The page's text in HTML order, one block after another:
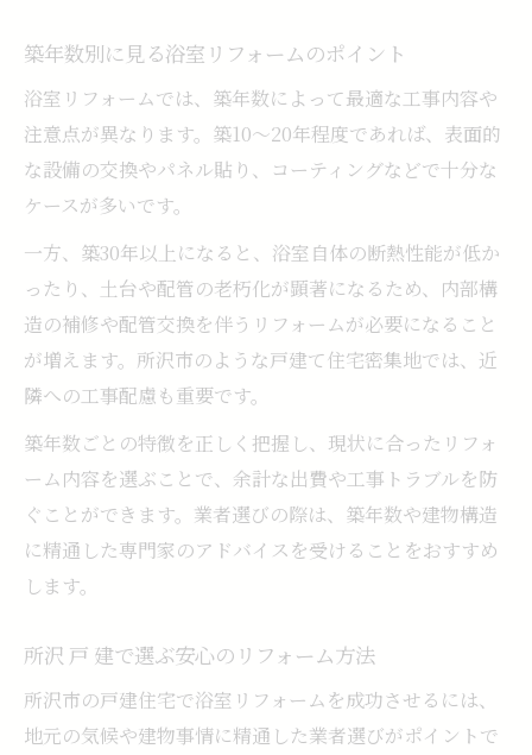
築年数別に見る浴室リフォームのポイント
浴室リフォームでは、築年数によって最適な工事内容や
注意点が異なります。築10～20年程度であれば、表面的
な設備の交換やパネル貼り、コーティングなどで十分な
ケースが多いです。
一方、築30年以上になると、浴室自体の断熱性能が低か
ったり、土台や配管の老朽化が顕著になるため、内部構
造の補修や配管交換を伴うリフォームが必要になること
が増えます。所沢市のような戸建て住宅密集地では、近
隣への工事配慮も重要です。
築年数ごとの特徴を正しく把握し、現状に合ったリフォ
ーム内容を選ぶことで、余計な出費や工事トラブルを防
ぐことができます。業者選びの際は、築年数や建物構造
に精通した専門家のアドバイスを受けることをおすすめ
します。
所沢 戸 建で選ぶ安心のリフォーム方法
所沢市の戸建住宅で浴室リフォームを成功させるには、
地元の気候や建物事情に精通した業者選びがポイントで